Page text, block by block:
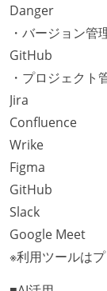
Danger
・バージョン管
GitHub
・プロジェクト
Jira
Confluence
Wrike
Figma
GitHub
Slack
Google Meet
※利用ツールは